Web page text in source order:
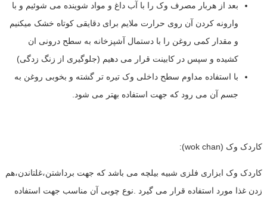
بعد از هربار مصرف وک را با آب داغ و مواد شوینده می شوئیم و با
وارونه کردن آن روی حرارت ملایم برای دقایقی کوتاه خشک میکنیم
و مقدار کمی روغن را با دستمال آشپزخانه به سطح درونی ان
کشیده و سپس در کابینت قرار می دهیم (جلوگیری از زنگ زدگی)
با استفاده مداوم سطح داخلی وک تیره تر گشته و بخوبی روغن به
جسم آن می رود که جهت استفاده بهتر می شود.
کاردک وک (wok chan):
کاردک وک ابزاری فلزی شبیه بیلچه می باشد که جهت برداشتن،غلتاندن،هم
زدن غذا مورد استفاده قرار می گیرد .نوع چوبی آن مناسب جهت استفاده